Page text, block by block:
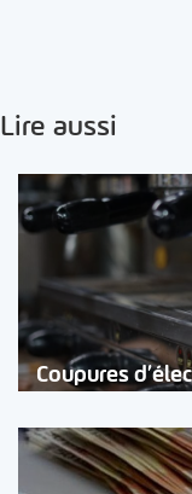
Lire aussi
Coupures